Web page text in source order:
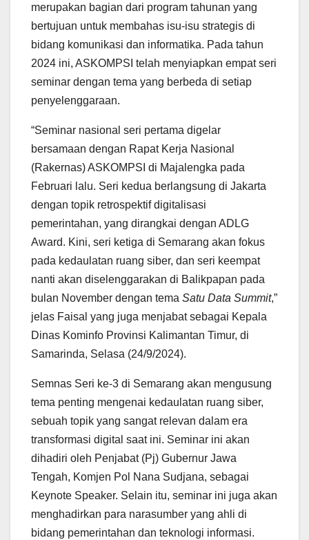
merupakan bagian dari program tahunan yang
bertujuan untuk membahas isu-isu strategis di
bidang komunikasi dan informatika. Pada tahun
2024 ini, ASKOMPSI telah menyiapkan empat seri
seminar dengan tema yang berbeda di setiap
penyelenggaraan.
“Seminar nasional seri pertama digelar
bersamaan dengan Rapat Kerja Nasional
(Rakernas) ASKOMPSI di Majalengka pada
Februari lalu. Seri kedua berlangsung di Jakarta
dengan topik retrospektif digitalisasi
pemerintahan, yang dirangkai dengan ADLG
Award. Kini, seri ketiga di Semarang akan fokus
pada kedaulatan ruang siber, dan seri keempat
nanti akan diselenggarakan di Balikpapan pada
bulan November dengan tema Satu Data Summit,”
jelas Faisal yang juga menjabat sebagai Kepala
Dinas Kominfo Provinsi Kalimantan Timur, di
Samarinda, Selasa (24/9/2024).
Semnas Seri ke-3 di Semarang akan mengusung
tema penting mengenai kedaulatan ruang siber,
sebuah topik yang sangat relevan dalam era
transformasi digital saat ini. Seminar ini akan
dihadiri oleh Penjabat (Pj) Gubernur Jawa
Tengah, Komjen Pol Nana Sudjana, sebagai
Keynote Speaker. Selain itu, seminar ini juga akan
menghadirkan para narasumber yang ahli di
bidang pemerintahan dan teknologi informasi.